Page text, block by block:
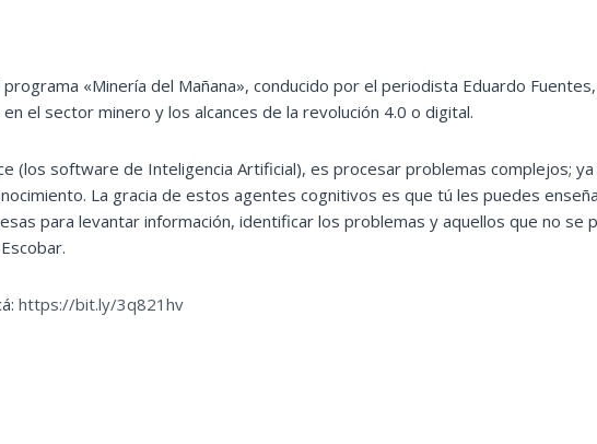
«Minería del Mañana», conducido por el periodista Eduardo
el sector minero y los alcances de la revolución 4.0 o digital.
(los software de Inteligencia Artificial), es procesar problemas complejos;
La gracia de estos agentes cognitivos es que tú les puedes
para levantar información, identificar los problemas y aquellos que no se
https://bit.ly/3q821hv